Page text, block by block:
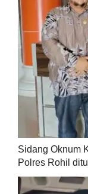
Sidang Oknum
Polres Rohil